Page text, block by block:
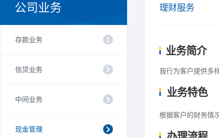
公司业务
存款业务
信贷业务
中间业务
现金管理
理财服务
业务简介
我行为客户提供多
业务特色
根据客户的财务情